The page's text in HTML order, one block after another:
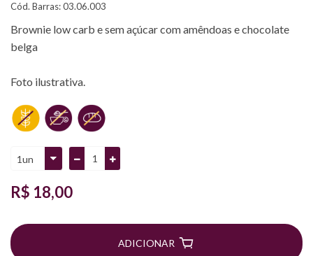
Cód. Barras:03.06.003
Brownie low carb e sem açúcar com amêndoas e chocolate
belga
Foto ilustrativa.
R$ 18,00
ADICIONAR